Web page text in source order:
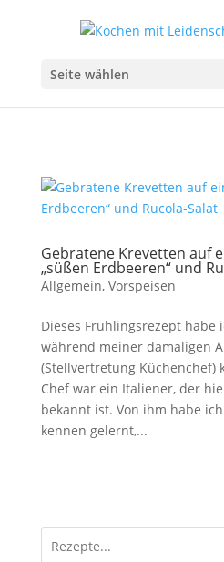
Seite wählen
Gebratene Krevetten auf
„süßen Erdbeeren“ und
Allgemein, Vorspeisen
Dieses Frühlingsrezept habe
während meiner damaligen
(Stellvertretung Küchenchef)
Chef war ein Italiener, der
bekannt ist. Von ihm habe
kennen gelernt,...